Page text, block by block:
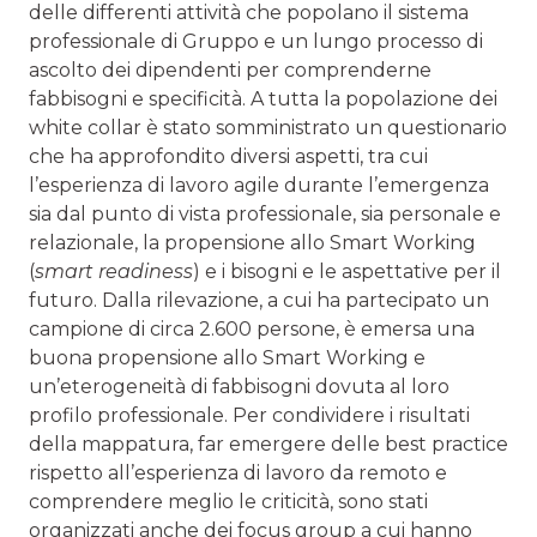
delle differenti attività che popolano il sistema
professionale di Gruppo e un lungo processo di
ascolto dei dipendenti per comprenderne
fabbisogni e specificità. A tutta la popolazione dei
white collar è stato somministrato un questionario
che ha approfondito diversi aspetti, tra cui
l’esperienza di lavoro agile durante l’emergenza
sia dal punto di vista professionale, sia personale e
relazionale, la propensione allo Smart Working
(smart readiness) e i bisogni e le aspettative per il
futuro. Dalla rilevazione, a cui ha partecipato un
campione di circa 2.600 persone, è emersa una
buona propensione allo Smart Working e
un’eterogeneità di fabbisogni dovuta al loro
profilo professionale. Per condividere i risultati
della mappatura, far emergere delle best practice
rispetto all’esperienza di lavoro da remoto e
comprendere meglio le criticità, sono stati
organizzati anche dei focus group a cui hanno